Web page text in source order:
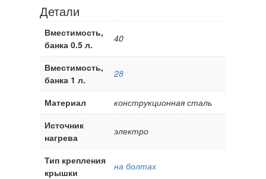
Детали
Вместимость,
банка 0.5 л.
40
Вместимость,
банка 1 л.
28
Материал
конструкционная сталь
Источник
нагрева
электро
Тип крепления
крышки
на болтах